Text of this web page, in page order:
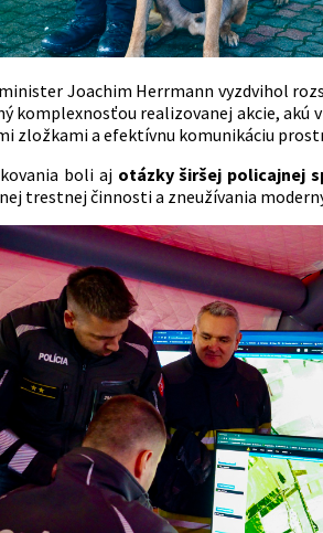
Joachim Herrmann vyzdvihol
komplexnosťou realizovanej akcie,
zložkami a efektívnu komunikáciu
boli aj otázky širšej policajnej
trestnej činnosti a zneužívania